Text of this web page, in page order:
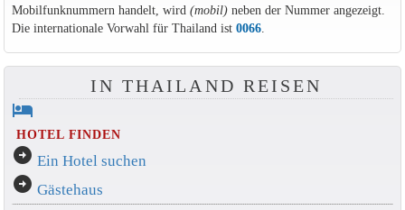
Mobilfunknummern handelt, wird (mobil)neben der Nummer angezeigt.
Die internationale Vorwahl für Thailand ist 0066.
IN THAILAND REISEN
hotel
HOTEL FINDEN
arrow_circle_right Ein Hotel suchen
arrow_circle_right Gästehaus